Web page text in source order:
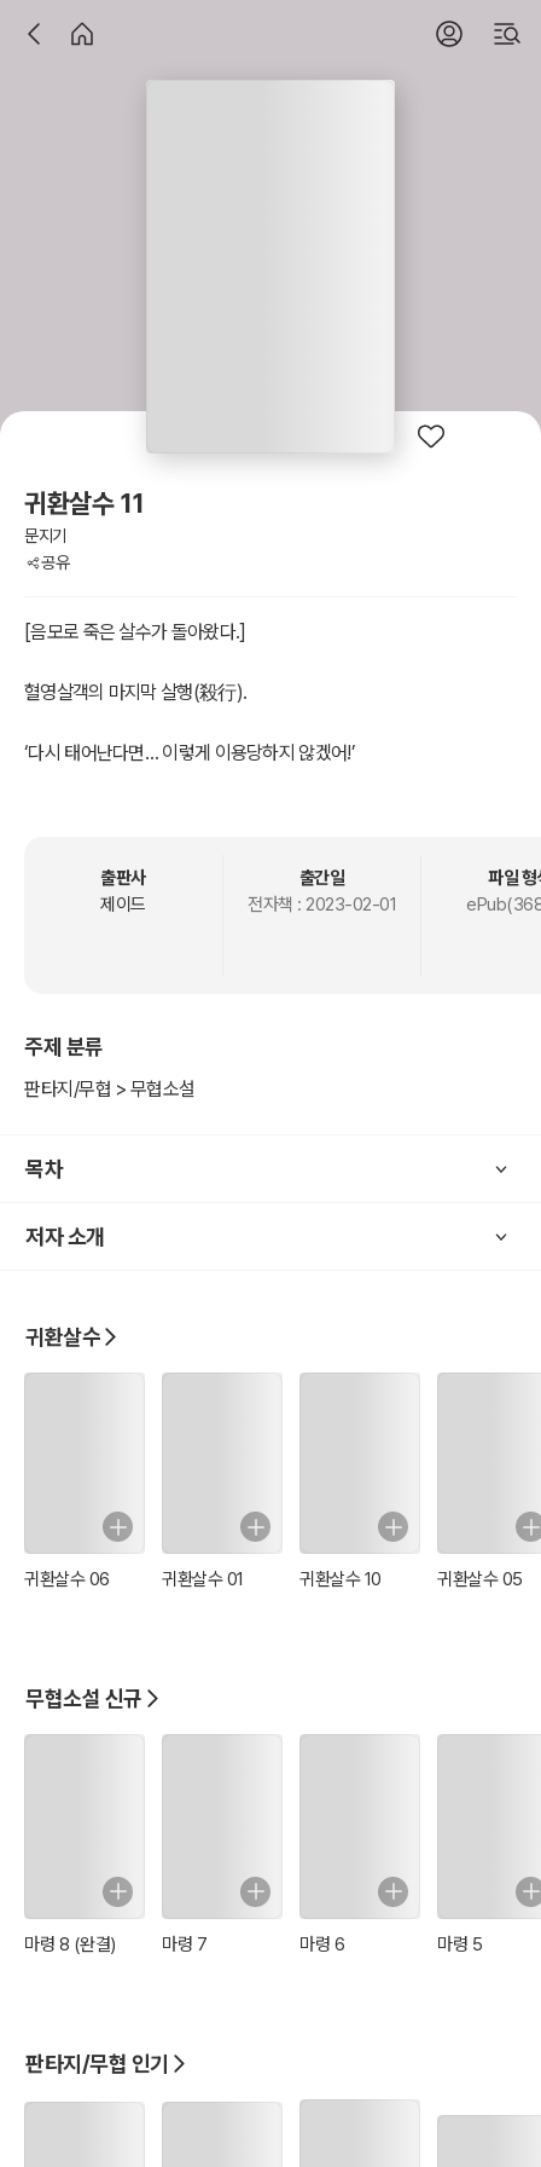
귀환살수 11
문지기
공유
[음모로 죽은 살수가 돌아왔다.]
혈영살객의 마지막 살행(殺行).
‘다시 태어난다면… 이렇게 이용당하지 않겠어!’
출판사
제이드
출간일
전자책 : 2023-02-01
파일 형
주제 분류
판타지/무협 > 무협소설
목차
저자 소개
귀환살수
귀환살수 06 귀환살수 01 귀환살수 10 귀환살수 05
무협소설 신규
마령 8 (완결) 마령 7 마령 6 마령 5
판타지/무협 인기